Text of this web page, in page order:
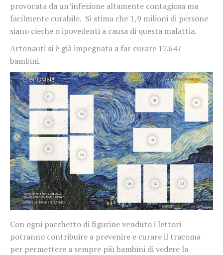
provocata da un’infezione altamente contagiosa ma
facilmente curabile. Si stima che 1,9 milioni di persone
siano cieche o ipovedenti a causa di questa malattia.
Artonauti si è già impegnata a far curare 17.647
bambini.
Con ogni pacchetto di figurine venduto i lettori
potranno contribuire a prevenire e curare il tracoma
per permettere a sempre più bambini di vedere la